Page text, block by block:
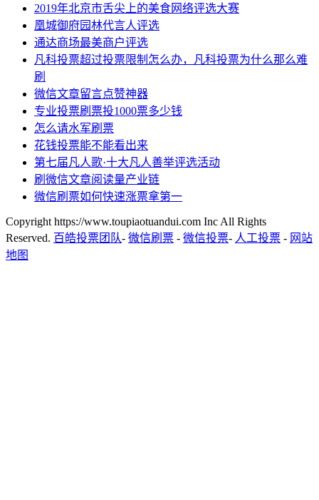
2019年北京市舌尖上的美食网络评选大赛
凰城御府园林代言人评选
通达商场最美商户评选
凡科投票超过投票限制怎么办，凡科投票为什么那么难
刷
微信文章留言点赞神器
专业投票刷票投1000票多少钱
怎么请水军刷票
花钱投票能不能看出来
第七届凡人歌·十大凡人善举评选活动
刷微信文章阅读量产业链
微信刷票如何快速涨票拿第一
Copyright https://www.toupiaotuandui.com Inc All Rights
Reserved. 百皓投票团队- 微信刷票 - 微信投票- 人工投票 - 网站
地图